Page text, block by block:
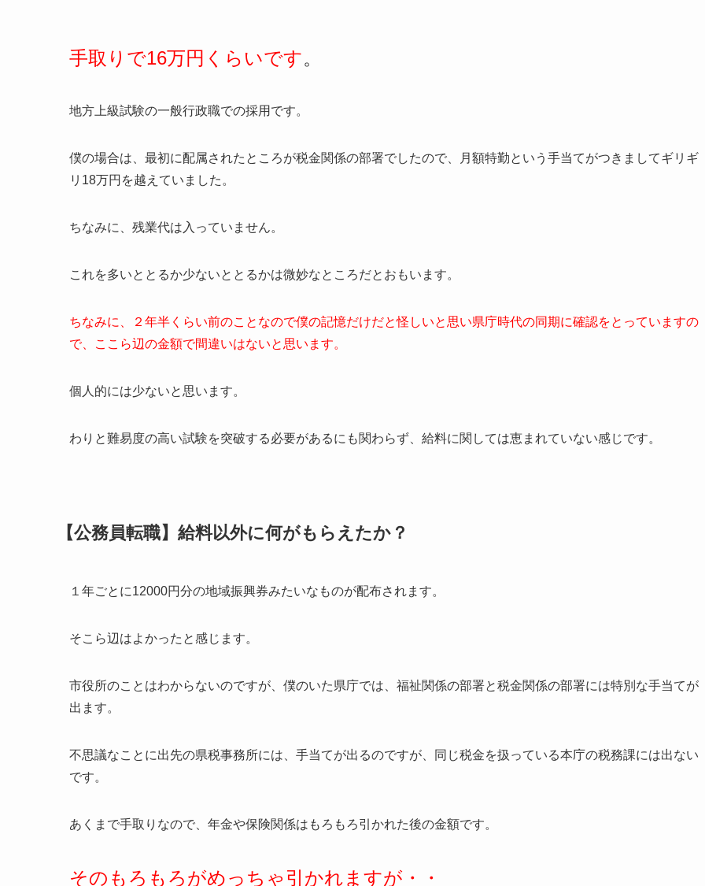
手取りで16万円くらいです。
地方上級試験の一般行政職での採用です。
僕の場合は、最初に配属されたところが税金関係の部署でしたので、月額特勤という手当てがつきましてギリギ
リ18万円を越えていました。
ちなみに、残業代は入っていません。
これを多いととるか少ないととるかは微妙なところだとおもいます。
ちなみに、２年半くらい前のことなので僕の記憶だけだと怪しいと思い県庁時代の同期に確認をとっていますの
で、ここら辺の金額で間違いはないと思います。
個人的には少ないと思います。
わりと難易度の高い試験を突破する必要があるにも関わらず、給料に関しては恵まれていない感じです。
【公務員転職】給料以外に何がもらえたか？
１年ごとに12000円分の地域振興券みたいなものが配布されます。
そこら辺はよかったと感じます。
市役所のことはわからないのですが、僕のいた県庁では、福祉関係の部署と税金関係の部署には特別な手当てが
出ます。
不思議なことに出先の県税事務所には、手当てが出るのですが、同じ税金を扱っている本庁の税務課には出ない
です。
あくまで手取りなので、年金や保険関係はもろもろ引かれた後の金額です。
そのもろもろがめっちゃ引かれますが・・